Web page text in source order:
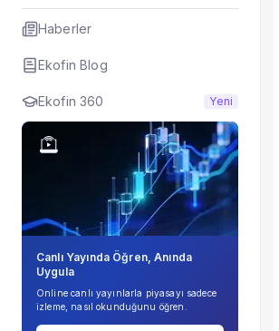
Haberler
Ekofin Blog
Ekofin 360 Yeni
Canlı Yayında Öğren, Anında
Uygula
Online canlı yayınlarla piyasayı sadece
izleme, nasıl okunduğunu öğren.